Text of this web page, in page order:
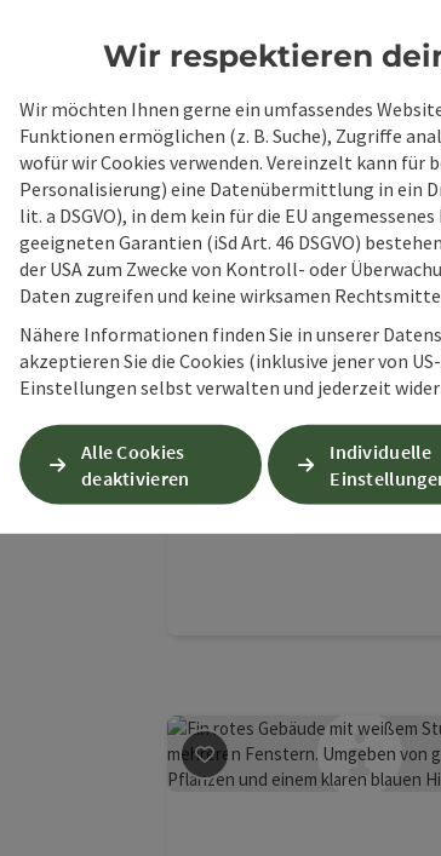
Beitrag merken: Schärhaus
Wir respektieren
Wir möchten Ihnen gerne ein umfassendes
Funktionen ermöglichen (z. B. Suche), Zugriffe
wofür wir Cookies verwenden. Vereinzelt kann für
Personalisierung) eine Datenübermittlung in ein
lit. a DSGVO), in dem kein für die EU
geeigneten Garantien (iSd Art. 46 DSGVO)
der USA zum Zwecke von Kontroll- oder
Daten zugreifen und keine wirksamen
Nähere Informationen finden Sie in unserer
akzeptieren Sie die Cookies (inklusive jener von
Einstellungen selbst verwalten und jederzeit
Alle Cookies
deaktivieren
Individuelle